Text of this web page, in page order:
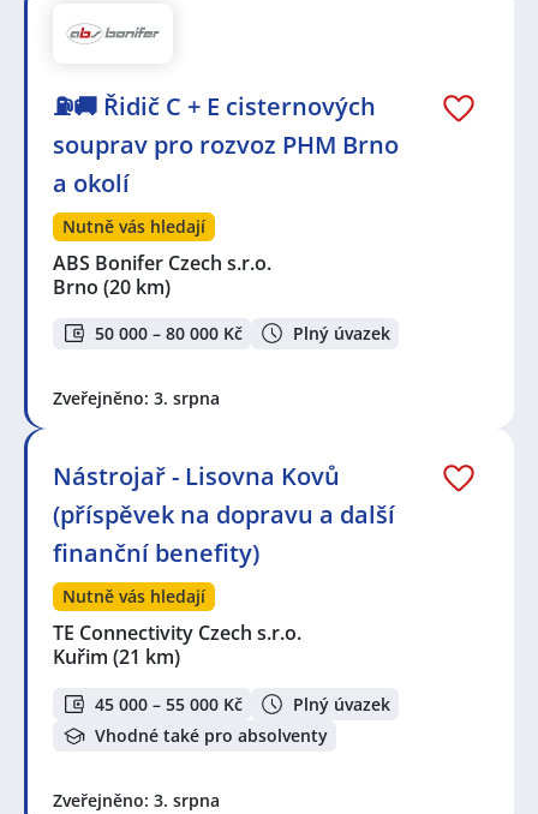
⛽🚚 Řidič C + E cisternových
souprav pro rozvoz PHM Brno
a okolí
Nutně vás hledají
ABS Bonifer Czech s.r.o.
Brno (20 km)
50 000 – 80 000 Kč Plný úvazek
Zveřejněno: 3. srpna
Nástrojař - Lisovna Kovů
(příspěvek na dopravu a další
finanční benefity)
Nutně vás hledají
TE Connectivity Czech s.r.o.
Kuřim (21 km)
45 000 – 55 000 Kč
Plný úvazek
Vhodné také pro absolventy
Zveřejněno: 3. srpna